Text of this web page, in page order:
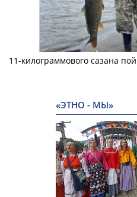
11-килограммового сазана
«ЭТНО - МЫ»